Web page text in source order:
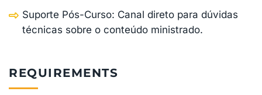
Suporte Pós-Curso: Canal direto para dúvidas
técnicas sobre o conteúdo ministrado.
REQUIREMENTS